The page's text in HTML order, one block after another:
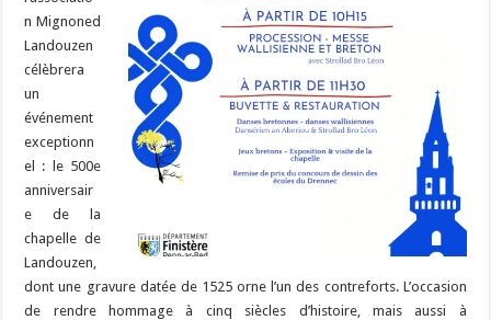
n Mignoned
Landouzen
célèbrera
un
événement
exceptionn
el : le 500e
anniversair
e de la
chapelle de
Landouzen,
dont une gravure datée de 1525 orne l’un des contreforts. L’occasion
de rendre hommage à cinq siècles d’histoire, mais aussi à